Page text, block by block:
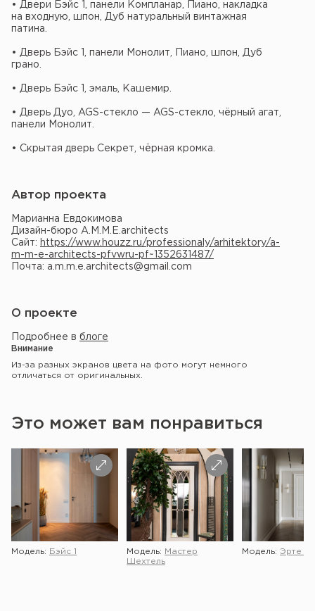
• Двери Бэйс 1, панели Компланар, Пиано, накладка
на входную, шпон, Дуб натуральный винтажная
патина.
• Дверь Бэйс 1, панели Монолит, Пиано, шпон, Дуб
грано.
• Дверь Бэйс 1, эмаль, Кашемир.
• Дверь Дуо, AGS-стекло — AGS-стекло, чёрный агат,
панели Монолит.
• Скрытая дверь Секрет, чёрная кромка.
Автор проекта
Марианна Евдокимова
Дизайн-бюро A.M.M.E.architects
Сайт: https://www.houzz.ru/professionaly/arhitektory/a-
m-m-e-architects-pfvwru-pf~1352631487/
Почта: a.m.m.e.architects@gmail.com
О проекте
Подробнее в блоге
Внимание
Из-за разных экранов цвета на фото могут немного
отличаться от оригинальных.
Это может вам понравиться
Модель: Бэйс 1 Модель:
Мастер
Шехтель
Модель: Эрте 2